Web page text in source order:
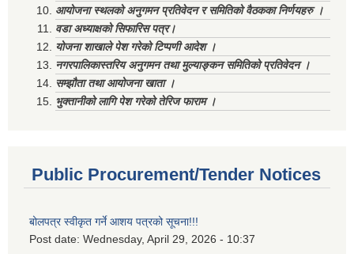
आयोजना स्थलको अनुगमन प्रतिवेदन र समितिको वैठकका निर्णयहरु ।
वडा अध्याक्षको सिफारिस पत्र।
योजना शाखाले पेश गरेको टिप्पणी आदेश ।
नगरपालिकास्तरिय अनुगमन तथा मुल्याङ्कन समितिको प्रतिवेदन ।
सम्झौता तथा आयोजना खाता ।
भुक्तानीको लागि पेश गरेको तेरिज फाराम ।
Public Procurement/Tender Notices
बोलपत्र स्वीकृत गर्ने आशय पत्रको सूचना!!!
Post date: Wednesday, April 29, 2026 - 10:37